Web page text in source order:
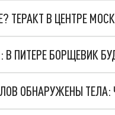
ТЕРАКТ В ЦЕНТРЕ
ПИТЕРЕ БОРЩЕВИК